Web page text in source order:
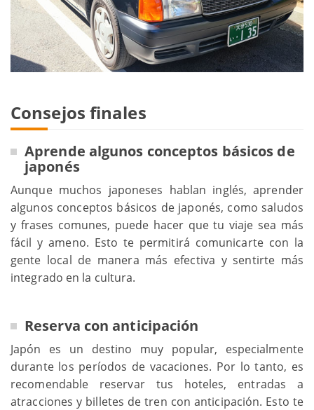
Consejos finales
Aprende algunos conceptos básicos de
japonés
Aunque muchos japoneses hablan inglés, aprender
algunos conceptos básicos de japonés, como saludos
y frases comunes, puede hacer que tu viaje sea más
fácil y ameno. Esto te permitirá comunicarte con la
gente local de manera más efectiva y sentirte más
integrado en la cultura.
Reserva con anticipación
Japón es un destino muy popular, especialmente
durante los períodos de vacaciones. Por lo tanto, es
recomendable reservar tus hoteles, entradas a
atracciones y billetes de tren con anticipación. Esto te